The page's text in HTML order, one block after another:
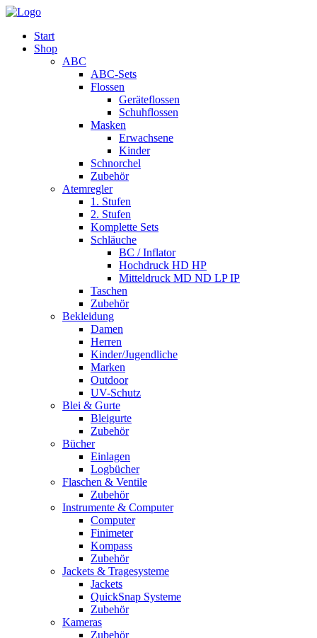
Start
Shop
ABC
ABC-Sets
Flossen
Geräteflossen
Schuhflossen
Masken
Erwachsene
Kinder
Schnorchel
Zubehör
Atemregler
1. Stufen
2. Stufen
Komplette Sets
Schläuche
BC / Inflator
Hochdruck HD HP
Mitteldruck MD ND LP IP
Taschen
Zubehör
Bekleidung
Damen
Herren
Kinder/Jugendliche
Marken
Outdoor
UV-Schutz
Blei & Gurte
Bleigurte
Zubehör
Bücher
Einlagen
Logbücher
Flaschen & Ventile
Zubehör
Instrumente & Computer
Computer
Finimeter
Kompass
Zubehör
Jackets & Tragesysteme
Jackets
QuickSnap Systeme
Zubehör
Kameras
Zubehör